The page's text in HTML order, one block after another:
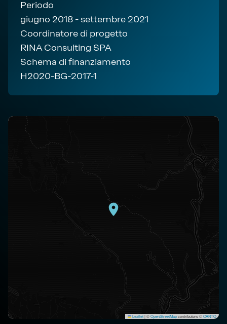
Periodo
giugno 2018 - settembre 2021
Coordinatore di progetto
RINA Consulting SPA
Schema di finanziamento
H2020-BG-2017-1
Leaflet|©OpenStreetMapcontributors ©CARTO